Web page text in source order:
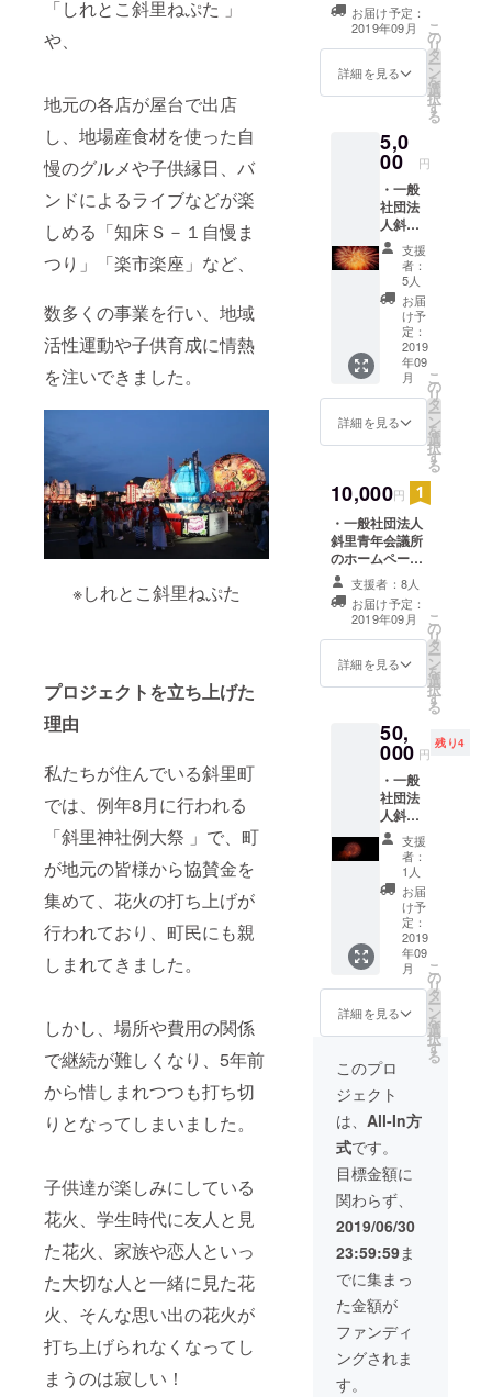
「しれとこ斜里ねぷた 」
や、
地元の各店が屋台で出店
し、地場産食材を使った自
慢のグルメや子供縁日、バ
ンドによるライブなどが楽
しめる「知床Ｓ－１自慢ま
つり」「楽市楽座」など、
数多くの事業を行い、地域
活性運動や子供育成に情熱
を注いできました。
※しれとこ斜里ねぷた
プロジェクトを立ち上げた
理由
私たちが住んでいる斜里町
では、例年8月に行われる
「斜里神社例大祭 」で、町
が地元の皆様から協賛金を
集めて、花火の打ち上げが
行われており、町民にも親
しまれてきました。
しかし、場所や費用の関係
で継続が難しくなり、5年前
から惜しまれつつも打ち切
りとなってしまいました。
子供達が楽しみにしている
花火、学生時代に友人と見
た花火、家族や恋人といっ
た大切な人と一緒に見た花
火、そんな思い出の花火が
打ち上げられなくなってし
まうのは寂しい！
し付けくださ
い。 ・感謝の気
持ちを込めたお
礼のメールをお
送り致します。
ます。 ※支援
時、必ず備考欄
にご希望のお名
前をご記入くだ
ユーザー名を掲
載いたします。
い。 また、掲載
をご遠慮される
方は事前にお申
し付けくださ
い。 ・感謝の気
持ちを込めたお
礼のメールをお
送り致します。
・花火大会で撮
影した記念写真
をお送り致しま
お届け予定：
2019年09月
詳細を見る
こ
の
リ
タ
ー
ン
を
選
択
す
る
5,0
00 円
・一般
社団法
人斜里
青年会
議所の
ホーム
ページ
にお名
前を掲
載させ
ていた
だきま
す。 ※
支援
時、必
ず備考
希望の
お名前
をご記
入くだ
さい。
記入の
ない場
合は
CAMPF
IREの
ユー
ます。
ご了承
い。 ま
た、掲
載をご
遠慮さ
れる方
は事前
にお申
し付け
くださ
い。 ・
感謝の
気持ち
たお礼
のメー
送り致
しま
す。 ・
花火大
影した
記念写
真をお
送り致
しま
す。 ・
大会の
模様を
撮影し
たDVD
をお送
り致し
ます。
支援
者：
5人
お届
け予
定：
2019
年09
月
詳細を見る
こ
の
リ
タ
ー
ン
を
選
択
す
る
10,000円
・一般社団法人
斜里青年会議所
のホームページ
にお名前を掲載
させていただき
ます。 ※支援
時、必ず備考欄
にご希望のお名
前をご記入くだ
ユーザー名を掲
載いたします。
い。 また、掲載
をご遠慮される
方は事前にお申
し付けくださ
い。 ・感謝の気
持ちを込めたお
礼のメールをお
送り致します。
・花火大会で撮
影した記念写真
をお送り致しま
DVDをお送り致
します。 ※ド
を予定していま
す。 ・開会前に
お名前のお読み
上げをさせてい
ただきます。 ※
お読み上げをご
遠慮される方は
事前にお申し付
けください。
支援者：8人
お届け予定：
2019年09月
詳細を見る
こ
の
リ
タ
ー
ン
を
選
択
す
る
50,
000 円
残り4
・一般
社団法
人斜里
青年会
議所の
ホーム
ページ
にお名
前を掲
載させ
ていた
だきま
す。 ※
支援
時、必
ず備考
欄にご
希望の
お名前
をご記
入くだ
さい。
記入の
ない場
合は
CAMPF
IREの
ユー
ザー名
を掲載
いたし
ます。
ご了承
くださ
支援
者：
1人
お届
け予
定：
2019
年09
月
詳細を見る
こ
の
リ
タ
ー
ン
を
選
択
す
る
このプロ
ジェクト
は、 All-In方
式です。
目標金額に
関わらず、
2019/06/30
23:59:59ま
でに集まっ
た金額が
ファンディ
ングされま
す。